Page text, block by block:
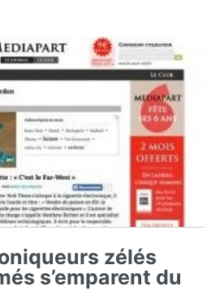
zélés
s’emparent du